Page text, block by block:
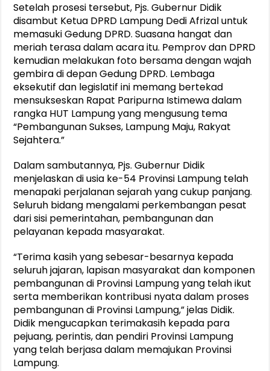
Setelah prosesi tersebut, Pjs. Gubernur Didik
disambut Ketua DPRD Lampung Dedi Afrizal untuk
memasuki Gedung DPRD. Suasana hangat dan
meriah terasa dalam acara itu. Pemprov dan DPRD
kemudian melakukan foto bersama dengan wajah
gembira di depan Gedung DPRD. Lembaga
eksekutif dan legislatif ini memang bertekad
mensukseskan Rapat Paripurna Istimewa dalam
rangka HUT Lampung yang mengusung tema
“Pembangunan Sukses, Lampung Maju, Rakyat
Sejahtera.”
Dalam sambutannya, Pjs. Gubernur Didik
menjelaskan di usia ke-54 Provinsi Lampung telah
menapaki perjalanan sejarah yang cukup panjang.
Seluruh bidang mengalami perkembangan pesat
dari sisi pemerintahan, pembangunan dan
pelayanan kepada masyarakat.
“Terima kasih yang sebesar-besarnya kepada
seluruh jajaran, lapisan masyarakat dan komponen
pembangunan di Provinsi Lampung yang telah ikut
serta memberikan kontribusi nyata dalam proses
pembangunan di Provinsi Lampung,” jelas Didik.
Didik mengucapkan terimakasih kepada para
pejuang, perintis, dan pendiri Provinsi Lampung
yang telah berjasa dalam memajukan Provinsi
Lampung.